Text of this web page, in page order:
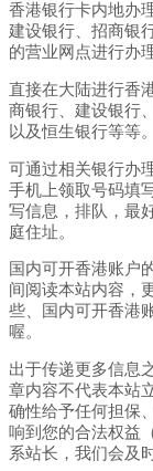
香港银行卡内地办
建设银行、招商银
的营业网点进行办理
直接在大陆进行香
商银行、建设银行
以及恒生银行等等。
可通过相关银行办
手机上领取号码填
写信息，排队，最
庭住址。
国内可开香港账户
间阅读本站内容，
些、国内可开香港
喔。
出于传递更多信息
章内容不代表本站
确性给予任何担保
响到您的合法权益
系站长，我们会及